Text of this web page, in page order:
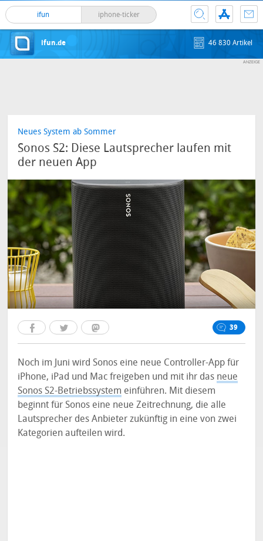
ifun iphone-ticker
ifun.de 46 830 Artikel
Neues System ab Sommer
Sonos S2: Diese Lautsprecher laufen mit
der neuen App
39
Noch im Juni wird Sonos eine neue Controller-App für
iPhone, iPad und Mac freigeben und mit ihr das neue
Sonos S2-Betriebssystem einführen. Mit diesem
beginnt für Sonos eine neue Zeitrechnung, die alle
Lautsprecher des Anbieter zukünftig in eine von zwei
Kategorien aufteilen wird.